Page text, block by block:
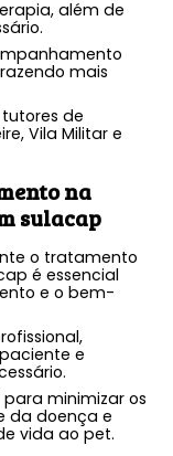
além de
mais
de
Vila Militar e
na
sulacap
o tratamento
é essencial
e o bem-
e
minimizar os
da doença e
vida ao pet.